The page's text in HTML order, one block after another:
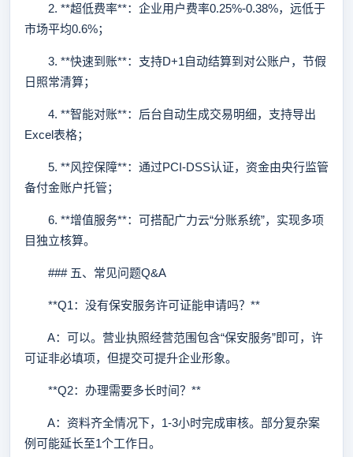
2. **超低费率**：企业用户费率0.25%-0.38%，远低于
市场平均0.6%；
3. **快速到账**：支持D+1自动结算到对公账户，节假
日照常清算；
4. **智能对账**：后台自动生成交易明细，支持导出
Excel表格；
5. **风控保障**：通过PCI-DSS认证，资金由央行监管
备付金账户托管；
6. **增值服务**：可搭配广力云“分账系统”，实现多项
目独立核算。
### 五、常见问题Q&A
**Q1：没有保安服务许可证能申请吗？**
A：可以。营业执照经营范围包含“保安服务”即可，许
可证非必填项，但提交可提升企业形象。
**Q2：办理需要多长时间？**
A：资料齐全情况下，1-3小时完成审核。部分复杂案
例可能延长至1个工作日。